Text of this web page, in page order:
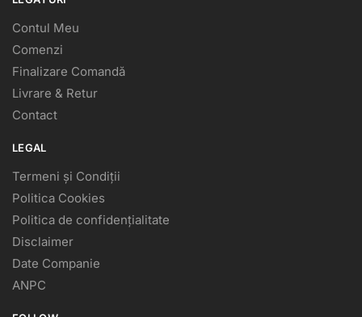
Contul Meu
Comenzi
Finalizare Comandă
Livrare & Retur
Contact
LEGAL
Termeni și Condiții
Politica Cookies
Politica de confidențialitate
Disclaimer
Date Companie
ANPC